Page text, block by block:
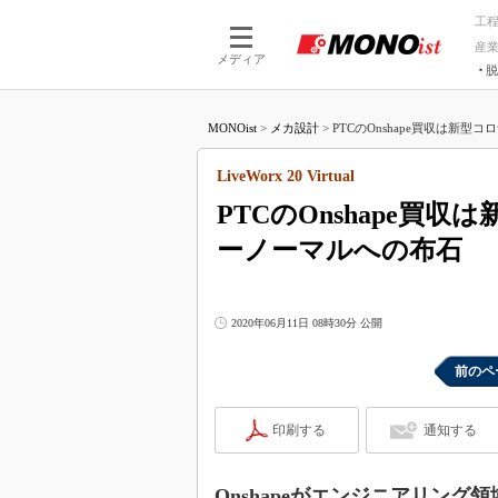
メディア
工
産
つながる工場
AI×設備
MONOist > メカ設計 > PTCのOnshape買収は新型コ
PTCのOnshape買収
ーノーマルへの布石
LiveWorx 20 Virtual
2020年06月11日 08時30分 公開
前のペ
印刷する 通知する